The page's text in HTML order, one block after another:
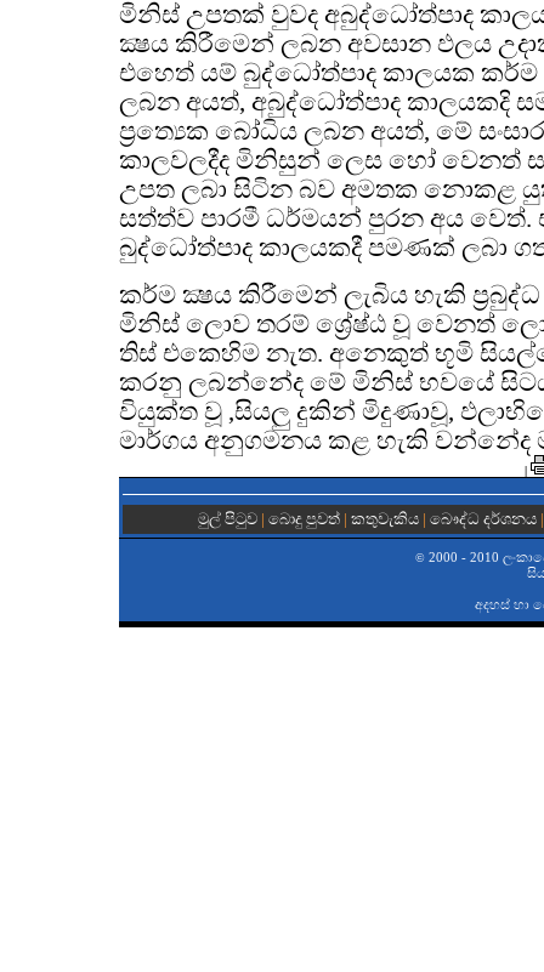
මිනිස් උපතක් වුවද අබුද්ධෝත්පාද
ක්‍ෂය කිරීමෙන් ලබන අවසාන ඵලය
එහෙත් යම් බුද්ධෝත්පාද කාලයක කර්ම
ලබන අයත්, අබුද්ධෝත්පාද කාලයකදි
ප්‍රත්‍යෙක බෝධිය ලබන අයත්, මේ
කාලවලදීද මිනිසුන් ලෙස හෝ වෙනත්
උපත ලබා සිටින බව අමතක නොකළ
සත්ත්ව පාරමී ධර්මයන් පුරන අය වෙත්.
බුද්ධෝත්පාද කාලයකදී පමණක් ලබා
කර්ම ක්‍ෂය කිරීමෙන් ලැබිය හැකි
මිනිස් ලොව තරම් ශ්‍රේෂ්ඨ වූ වෙනත්
තිස් එකෙහිම නැත. අනෙකුත් භූමි
කරනු ලබන්නේද මේ මිනිස් භවයේ
වියුක්ත වූ ,සියලු දුකින් මිදුණාවූ,
මාර්ගය අනුගමනය කළ හැකි වන්නේද
|
මුල් පිටුව | බොදු පුවත්| කතුවැකිය| බෞද්ධ දර්ශනය
©2000 - 2010
අදහස් හා